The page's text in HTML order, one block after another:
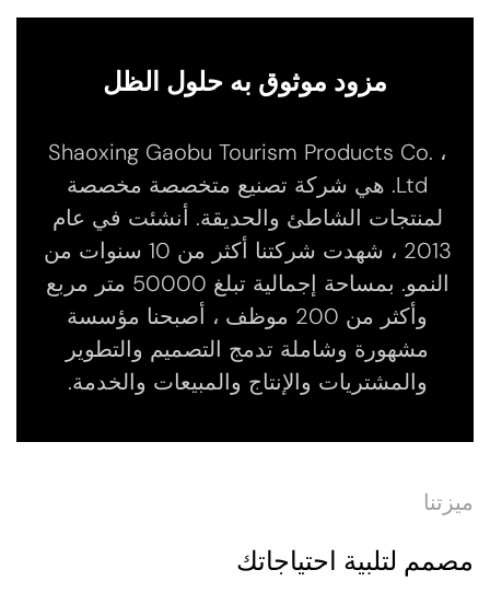
مزود موثوق به حلول الظل
Shaoxing Gaobu Tourism Products Co. ،
Ltd. هي شركة تصنيع متخصصة مخصصة
لمنتجات الشاطئ والحديقة. أنشئت في عام
2013 ، شهدت شركتنا أكثر من 10 سنوات من
النمو. بمساحة إجمالية تبلغ 50000 متر مربع
وأكثر من 200 موظف ، أصبحنا مؤسسة
مشهورة وشاملة تدمج التصميم والتطوير
والمشتريات والإنتاج والمبيعات والخدمة.
ميزتنا
مصمم لتلبية احتياجاتك